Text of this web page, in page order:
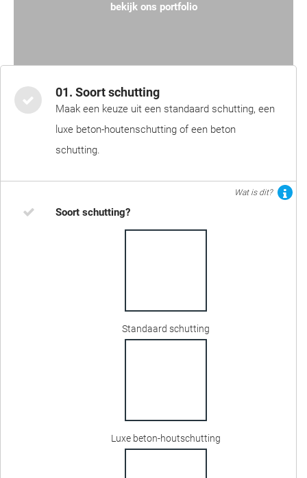
bekijk ons portfolio
01. Soort schutting
Maak een keuze uit een standaard schutting, een
luxe beton-houtenschutting of een beton
schutting.
Wat is dit?
Soort schutting?
Standaard schutting
Luxe beton-houtschutting